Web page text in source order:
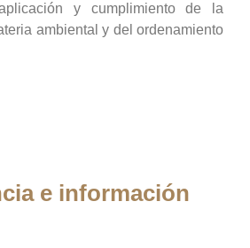
y cumplimiento de la
ambiental y del ordenamiento
e información